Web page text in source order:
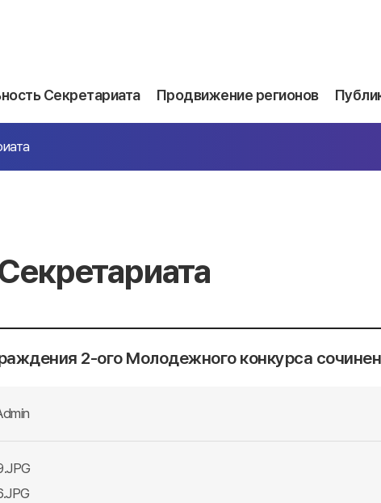
Секретариата Продвижение регионов
2-ого Молодежного конкурса